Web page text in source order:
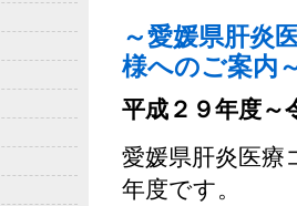
～愛媛県肝炎
様へのご案内
平成２９年度～
愛媛県肝炎医療
年度です。